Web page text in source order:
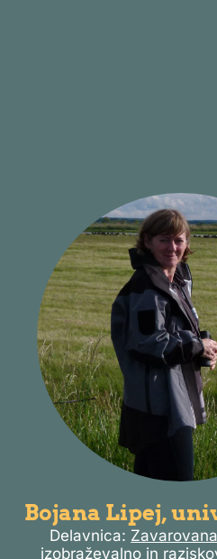
Bojana Lipej,
Delavnica:
izobraževalno in